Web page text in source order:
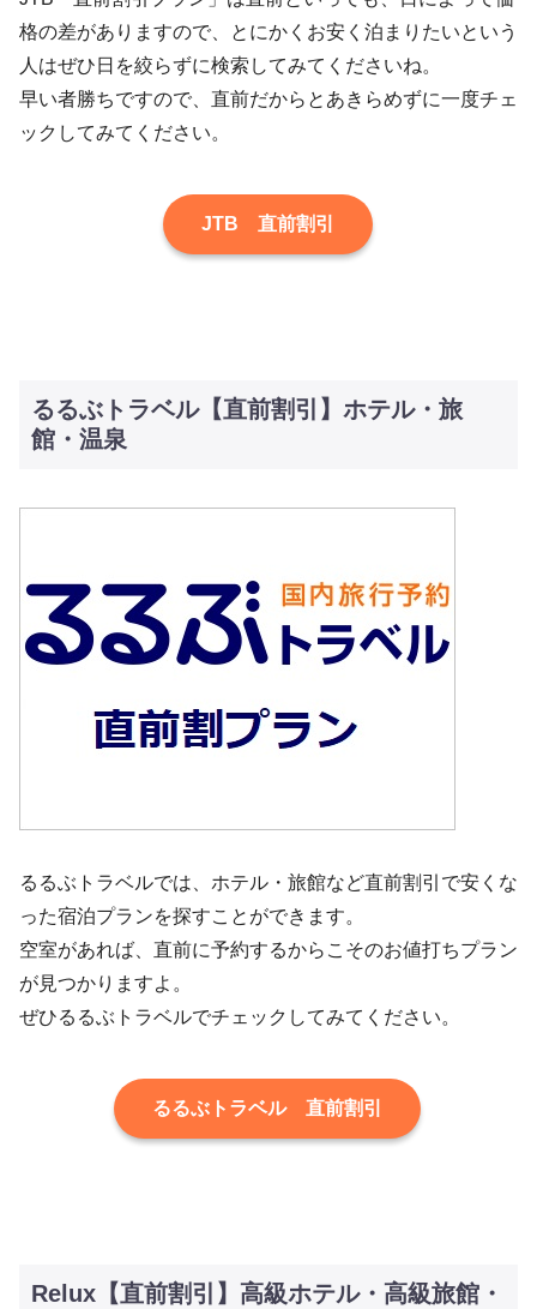
格の差がありますので、とにかくお安く泊まりたいという
人はぜひ日を絞らずに検索してみてくださいね。
早い者勝ちですので、直前だからとあきらめずに一度チェ
ックしてみてください。
JTB 直前割引
るるぶトラベル【直前割引】ホテル・旅
館・温泉
るるぶトラベルでは、ホテル・旅館など直前割引で安くな
った宿泊プランを探すことができます。
空室があれば、直前に予約するからこそのお値打ちプラン
が見つかりますよ。
ぜひるるぶトラベルでチェックしてみてください。
るるぶトラベル 直前割引
Relux【直前割引】高級ホテル・高級旅館・